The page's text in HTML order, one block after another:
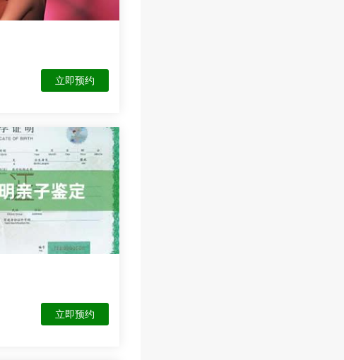
立即预约
立即预约